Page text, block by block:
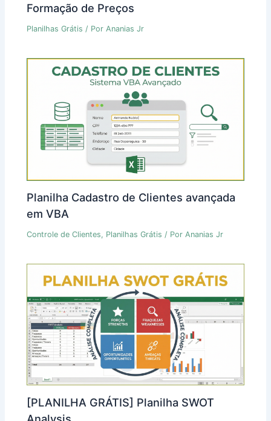
Formação de Preços
Planilhas Grátis / PorAnanias Jr
Planilha Cadastro de Clientes avançada
em VBA
Controle de Clientes, Planilhas Grátis / PorAnanias Jr
[PLANILHA GRÁTIS] Planilha SWOT